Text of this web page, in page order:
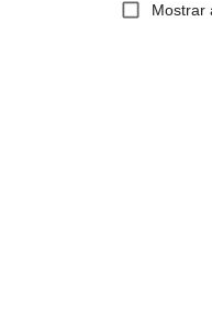
Mostrar